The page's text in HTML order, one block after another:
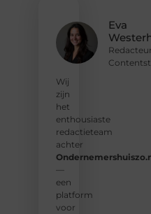
Eva
Wij
zijn
het
enthousiaste
redactieteam
achter
—
een
platform
voor